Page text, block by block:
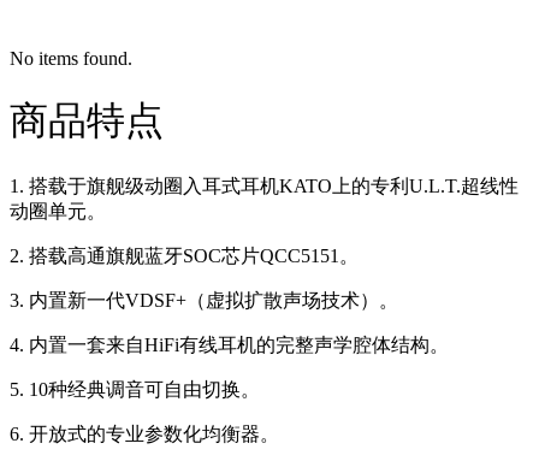
No items found.
商品特点
1. 搭载于旗舰级动圈入耳式耳机KATO上的专利U.L.T.超线性
动圈单元。
2. 搭载高通旗舰蓝牙SOC芯片QCC5151。
3. 内置新一代VDSF+（虚拟扩散声场技术）。
4. 内置一套来自HiFi有线耳机的完整声学腔体结构。
5. 10种经典调音可自由切换。
6. 开放式的专业参数化均衡器。